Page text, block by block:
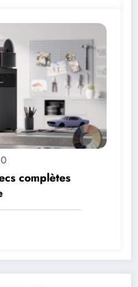
0
complètes